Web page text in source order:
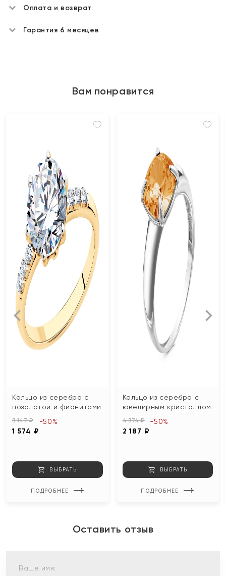
Оплата и возврат
Гарантия 6 месяцев
Вам понравится
Кольцо из серебра с
позолотой и фианитами
3 147 ₽
1 574 ₽
-50%
ВЫБРАТЬ
ПОДРОБНЕЕ
Кольцо из серебра с
ювелирным кристаллом
4 374 ₽
2 187 ₽
-50%
ВЫБРАТЬ
ПОДРОБНЕЕ
Оставить отзыв
Ваше имя: